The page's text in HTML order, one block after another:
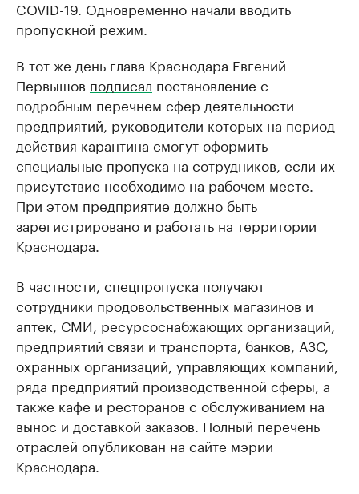
COVID-19. Одновременно начали вводить
пропускной режим.
В тот же день глава Краснодара Евгений
Первышов подписал постановление с
подробным перечнем сфер деятельности
предприятий, руководители которых на период
действия карантина смогут оформить
специальные пропуска на сотрудников, если их
присутствие необходимо на рабочем месте.
При этом предприятие должно быть
зарегистрировано и работать на территории
Краснодара.
В частности, спецпропуска получают
сотрудники продовольственных магазинов и
аптек, СМИ, ресурсоснабжающих организаций,
предприятий связи и транспорта, банков, АЗС,
охранных организаций, управляющих компаний,
ряда предприятий производственной сферы, а
также кафе и ресторанов с обслуживанием на
вынос и доставкой заказов. Полный перечень
отраслей опубликован на сайте мэрии
Краснодара.